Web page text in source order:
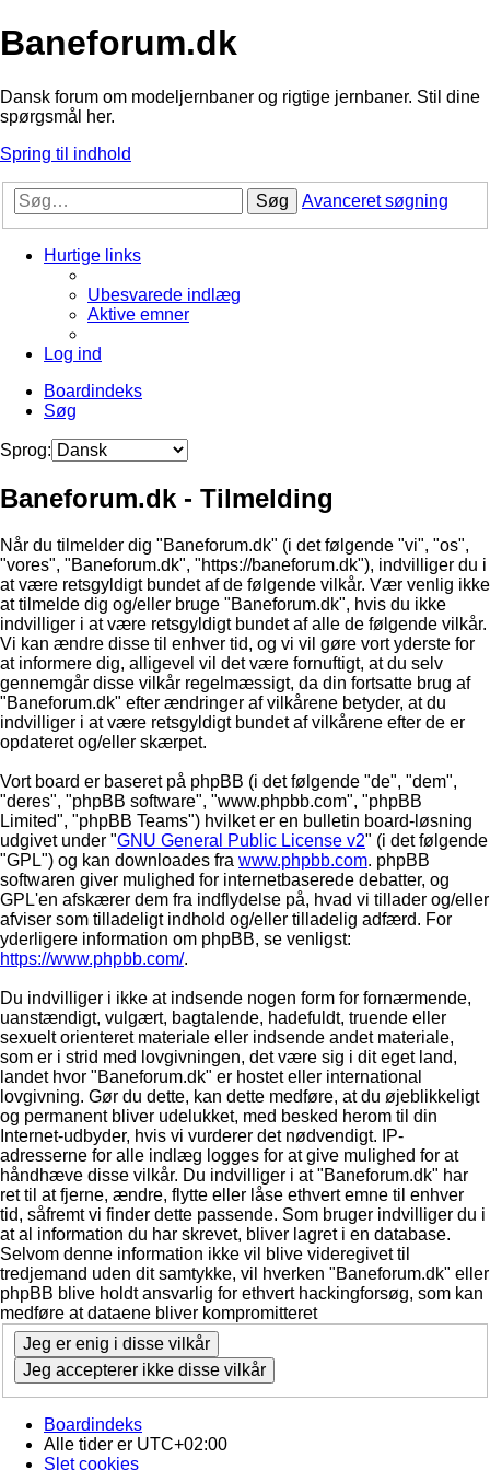
Baneforum.dk
Dansk forum om modeljernbaner og rigtige jernbaner. Stil dine
spørgsmål her.
Spring til indhold
Søg Avanceret søgning
Hurtige links
Ubesvarede indlæg
Aktive emner
Log ind
Boardindeks
Søg
Sprog:
Baneforum.dk - Tilmelding
Når du tilmelder dig "Baneforum.dk" (i det følgende "vi", "os",
"vores", "Baneforum.dk", "https://baneforum.dk"), indvilliger du i
at være retsgyldigt bundet af de følgende vilkår. Vær venlig ikke
at tilmelde dig og/eller bruge "Baneforum.dk", hvis du ikke
indvilliger i at være retsgyldigt bundet af alle de følgende vilkår.
Vi kan ændre disse til enhver tid, og vi vil gøre vort yderste for
at informere dig, alligevel vil det være fornuftigt, at du selv
gennemgår disse vilkår regelmæssigt, da din fortsatte brug af
"Baneforum.dk" efter ændringer af vilkårene betyder, at du
indvilliger i at være retsgyldigt bundet af vilkårene efter de er
opdateret og/eller skærpet.
Vort board er baseret på phpBB (i det følgende "de", "dem",
"deres", "phpBB software", "www.phpbb.com", "phpBB
Limited", "phpBB Teams") hvilket er en bulletin board-løsning
udgivet under "GNU General Public License v2" (i det følgende
"GPL") og kan downloades fra www.phpbb.com. phpBB
softwaren giver mulighed for internetbaserede debatter, og
GPL'en afskærer dem fra indflydelse på, hvad vi tillader og/eller
afviser som tilladeligt indhold og/eller tilladelig adfærd. For
yderligere information om phpBB, se venligst:
https://www.phpbb.com/.
Du indvilliger i ikke at indsende nogen form for fornærmende,
uanstændigt, vulgært, bagtalende, hadefuldt, truende eller
sexuelt orienteret materiale eller indsende andet materiale,
som er i strid med lovgivningen, det være sig i dit eget land,
landet hvor "Baneforum.dk" er hostet eller international
lovgivning. Gør du dette, kan dette medføre, at du øjeblikkeligt
og permanent bliver udelukket, med besked herom til din
Internet-udbyder, hvis vi vurderer det nødvendigt. IP-
adresserne for alle indlæg logges for at give mulighed for at
håndhæve disse vilkår. Du indvilliger i at "Baneforum.dk" har
ret til at fjerne, ændre, flytte eller låse ethvert emne til enhver
tid, såfremt vi finder dette passende. Som bruger indvilliger du i
at al information du har skrevet, bliver lagret i en database.
Selvom denne information ikke vil blive videregivet til
tredjemand uden dit samtykke, vil hverken "Baneforum.dk" eller
phpBB blive holdt ansvarlig for ethvert hackingforsøg, som kan
medføre at dataene bliver kompromitteret
Boardindeks
Alle tider er UTC+02:00
Slet cookies